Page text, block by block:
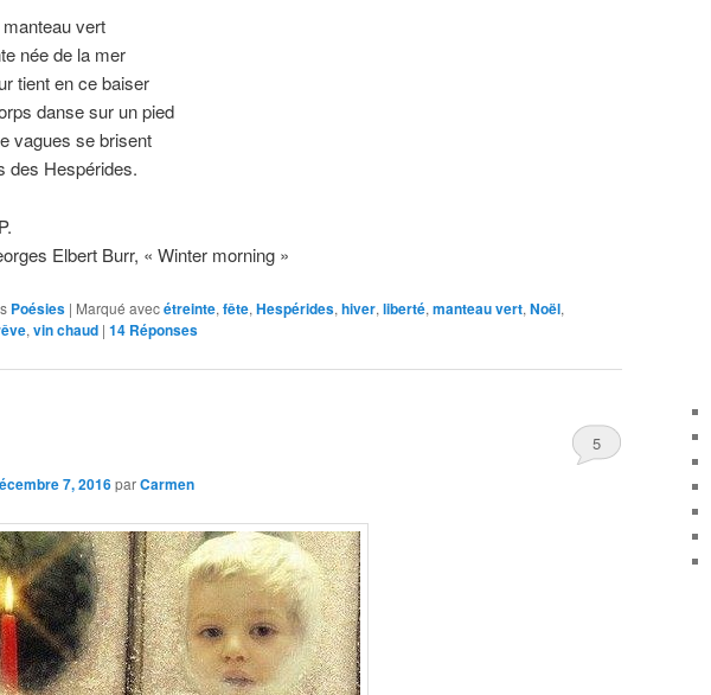
vert
née de la mer
tient en ce baiser
danse sur un pied
vagues se brisent
des Hespérides.
Elbert Burr, « Winter morning »
Poésies | Marqué avecétreinte, fête, Hespérides, hiver, liberté, manteau vert, Noël,
, vin chaud | 14 Réponses
7, 2016parCarmen
5